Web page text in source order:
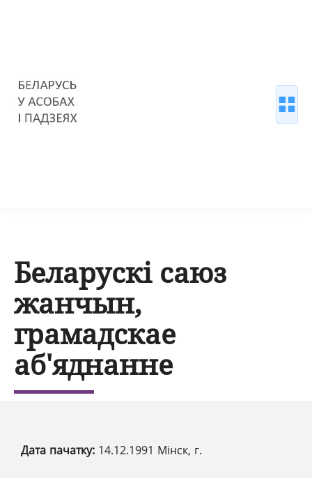
Беларускі саюз
жанчын,
грамадскае
аб'яднанне
Дата пачатку: 14.12.1991 Мінск, г.